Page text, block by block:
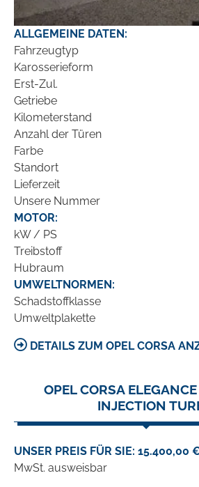
ALLGEMEINE DATEN:
Fahrzeugtyp
Karosserieform
Erst-Zul.
Getriebe
Kilometerstand
Anzahl der Türen
Farbe
Standort
Lieferzeit
Unsere Nummer
MOTOR:
kW / PS
Treibstoff
Hubraum
UMWELTNORMEN:
Schadstoffklasse
Umweltplakette
DETAILS ZUM OPEL CORSA
OPEL CORSA
INJECTION
UNSER PREIS FÜR SIE: 15.400,00
MwSt. ausweisbar